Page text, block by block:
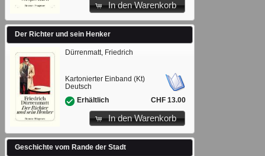
In den Warenkorb
Der Richter und sein Henker
Dürrenmatt, Friedrich
Kartonierter Einband (Kt)
Deutsch
Erhältlich
CHF 13.00
In den Warenkorb
Geschichte vom Rande der Stadt